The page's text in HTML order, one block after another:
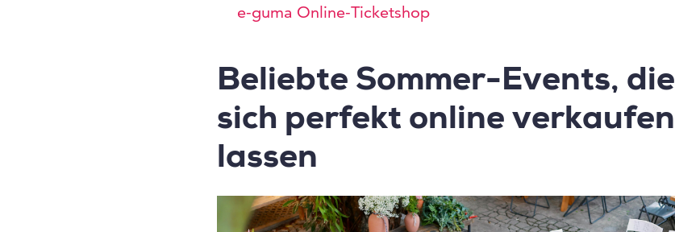
e-guma Online-Ticketshop
Beliebte Sommer-Events, die
sich perfekt online verkaufen
lassen